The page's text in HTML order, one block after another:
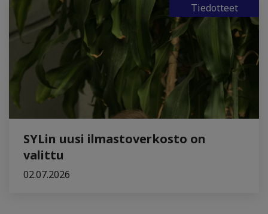
Tiedotteet
SYLin uusi ilmastoverkosto on
valittu
02.07.2026